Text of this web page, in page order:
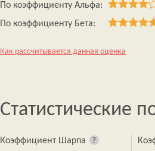
По коэффициенту Альфа:
По коэффициенту Бета:
Как рассчитывается данная оценка
Статистические
Коэффициент Шарпа